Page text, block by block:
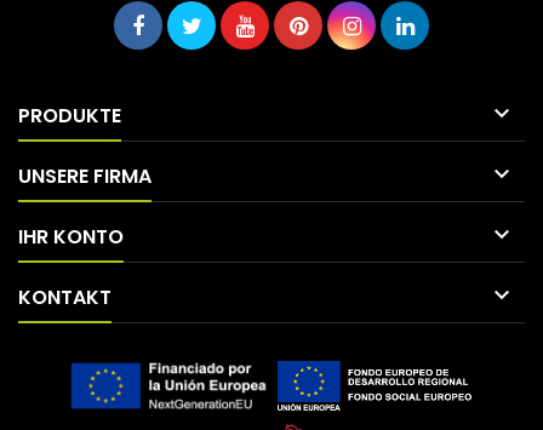
PRODUKTE 
UNSERE FIRMA 
IHR KONTO 
KONTAKT 